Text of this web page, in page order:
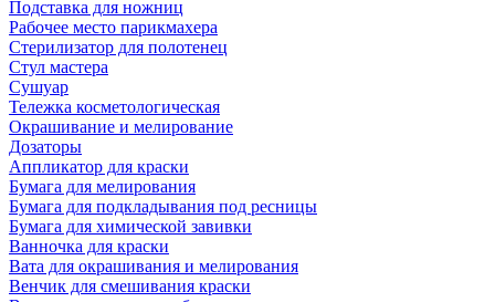
Подставка для ножниц
Рабочее место парикмахера
Стерилизатор для полотенец
Стул мастера
Сушуар
Тележка косметологическая
Окрашивание и мелирование
Дозаторы
Аппликатор для краски
Бумага для мелирования
Бумага для подкладывания под ресницы
Бумага для химической завивки
Ванночка для краски
Вата для окрашивания и мелирования
Венчик для смешивания краски